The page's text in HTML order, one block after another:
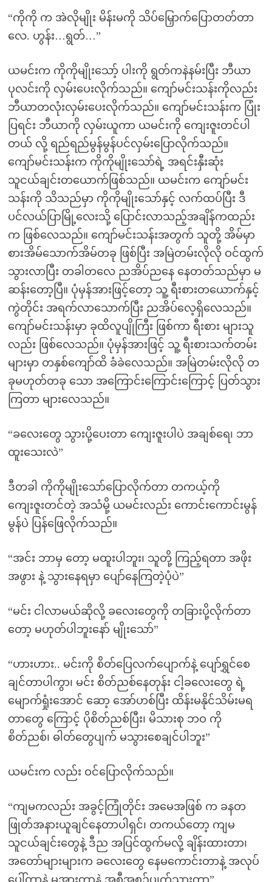
“ကိုကို က အဲလိုမျိုး မိန်းမကို သိပ်မြှောက်ပြောတတ်တာ
လေ. ဟွန်း…ရွတ်…”
ယမင်းက ကိုကိုမျိုးသော့် ပါးကို ရွတ်ကနဲနမ်းပြီး ဘီယာ
ပုလင်းကို လှမ်းပေးလိုက်သည်။ ကျော်မင်းသန်းကိုလည်း
ဘီယာတလုံးလှမ်းပေးလိုက်သည်။ ကျော်မင်းသန်းက ပြုံး
ပြရင်း ဘီယာကို လှမ်းယူကာ ယမင်းကို ကျေးဇူးတင်ပါ
တယ် လို့ ရည်ရည်မွန်မွန်ပင်လှမ်းပြောလိုက်သည်။
ကျော်မင်းသန်းက ကိုကိုမျိုးသော်ရဲ့ အရင်းနှီးဆုံး
သူငယ်ချင်းတယောက်ဖြစ်သည်။ ယမင်းက ကျော်မင်း
သန်းကို သိသည်မှာ ကိုကိုမျိုးသော်နှင့် လက်ထပ်ပြီး ဒီ
ပင်လယ်ပြာမြို့လေးသို့ ပြောင်းလာသည့်အချိန်ကထည်း
က ဖြစ်လေသည်။ ကျော်မင်းသန်းအတွက် သူတို့ အိမ်မှာ
စားအိမ်သောက်အိမ်တခု ဖြစ်ပြီး အမြဲတမ်းလိုလို ဝင်ထွက်
သွားလာပြီး တခါတလေ ညအိပ်ညနေ နေတတ်သည်မှာ မ
ဆန်းတော့ပြီ။ ပုံမှန်အားဖြင့်တော့ သူ့ ရီးစားတယောက်နှင့်
ကွဲတိုင်း အရက်လာသောက်ပြီး ညအိပ်လေ့ရှိလေသည်။
ကျော်မင်းသန်းမှာ ခုထိလူပျိုကြီး ဖြစ်ကာ ရီးစား များသူ
လည်း ဖြစ်လေသည်။ ပုံမှန်အားဖြင့် သူ့ ရီးစားသက်တမ်း
များမှာ တနှစ်ကျော်ထိ ခံခဲလေသည်။ အမြဲတမ်းလိုလို တ
ခုမဟုတ်တခု သော အကြောင်းကြောင်းကြောင့် ပြတ်သွား
ကြတာ များလေသည်။
“ခလေးတွေ သွားပို့ပေးတာ ကျေးဇူးပါပဲ အချစ်ရေ၊ ဘာ
ထူးသေးလဲ”
ဒီတခါ ကိုကိုမျိုးသော်ပြောလိုက်တာ တကယ့်ကို
ကျေးဇူးတင်တဲ့ အသံမို့ ယမင်းလည်း ကောင်းကောင်းမွန်
မွန်ပဲ ပြန်ဖြေလိုက်သည်။
“အင်း ဘာမှ တော့ မထူးပါဘူး၊ သူတို့ ကြည့်ရတာ အဖိုး
အဖွား နဲ့ သွားနေရမှာ ပျော်နေကြတဲ့ပုံပဲ”
“မင်း ငါလာမယ်ဆိုလို့ ခလေးတွေကို တခြားပို့လိုက်တာ
တော့ မဟုတ်ပါဘူးနော် မျိုးသော်”
“ဟားဟား.. မင်းကို စိတ်ပြေလက်ပျောက်နဲ့ ပျော်ရွှင်စေ
ချင်တာပါကွာ၊ မင်း စိတ်ညစ်နေတုန်း ငါ့ခလေးတွေ ရဲ့
မျောက်ရှုံးအောင် ဆော့ အော်ဟစ်ပြီး ထိန်းမနိုင်သိမ်းမရ
တာတွေ ကြောင့် ပိုစိတ်ညစ်ပြီး၊ မိသားစု ဘဝ ကို
စိတ်ညစ်၊ ဓါတ်တွေပျက် မသွားစေချင်ပါဘူး”
ယမင်းက လည်း ဝင်ပြောလိုက်သည်။
“ကျမကလည်း အခွင့်ကြုံတိုင်း အမေအဖြစ် က ခနတ
ဖြုတ်အနားယူချင်နေတာပါရှင်၊ တကယ်တော့ ကျမ
သူငယ်ချင်းတွေနဲ့ ဒီည အပြင်ထွက်မလို့ ချိန်းထားတာ၊
အတော်များများက ခလေးတွေ နေမကောင်းတာနဲ့ အလုပ်
ပေါ်တာနဲ့ မအားတာနဲ့ အစီအစဉ်ပျက်သွားတာ”